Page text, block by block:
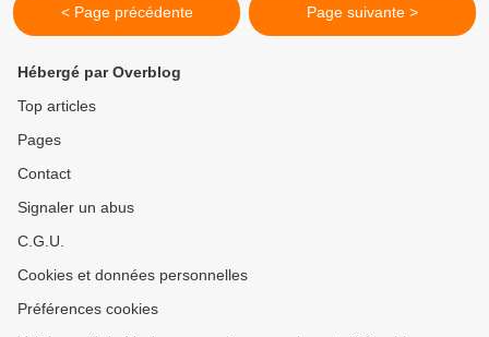
< Page précédente Page suivante >
Hébergé par Overblog
Top articles
Pages
Contact
Signaler un abus
C.G.U.
Cookies et données personnelles
Préférences cookies